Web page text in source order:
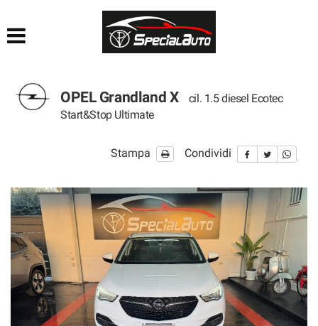
LISTA VEICOLI
PRATICHE AUTO
CONTATTI
ACQUISTIAMO USATO
SEGUICI SU FACEBOOK
OPEL Grandland X
cil. 1.5 diesel Ecotec
Start&Stop Ultimate
Stampa Condividi